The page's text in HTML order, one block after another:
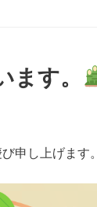
す。
申し上げます。